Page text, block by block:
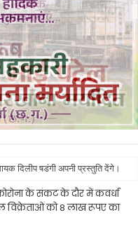
दिलीप षडंगी अपनी प्रस्तुति देंगे।
के संकट के दौर में कवर्धा
विक्रेताओं को 8 लाख रूपए का